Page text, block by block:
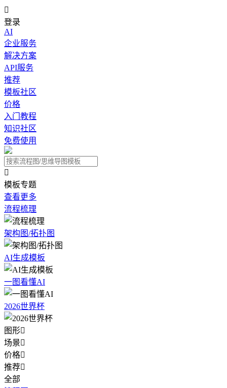

登录
AI
企业服务
解决方案
API服务
推荐
模板社区
价格
入门教程
知识社区
免费使用

模板专题
查看更多
流程梳理
架构图/拓扑图
AI生成模板
一图看懂AI
2026世界杯
图形
场景
价格
推荐
全部